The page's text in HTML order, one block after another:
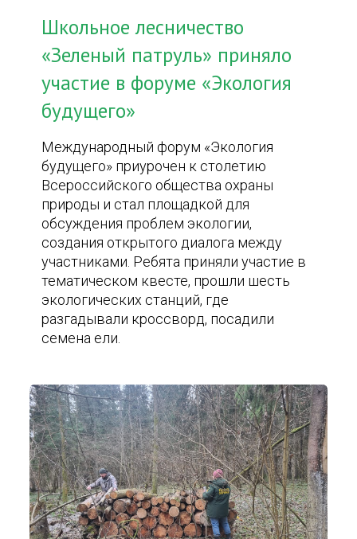
Школьное лесничество
«Зеленый патруль» приняло
участие в форуме «Экология
будущего»
Международный форум «Экология
будущего» приурочен к столетию
Всероссийского общества охраны
природы и стал площадкой для
обсуждения проблем экологии,
создания открытого диалога между
участниками. Ребята приняли участие в
тематическом квесте, прошли шесть
экологических станций, где
разгадывали кроссворд, посадили
семена ели.